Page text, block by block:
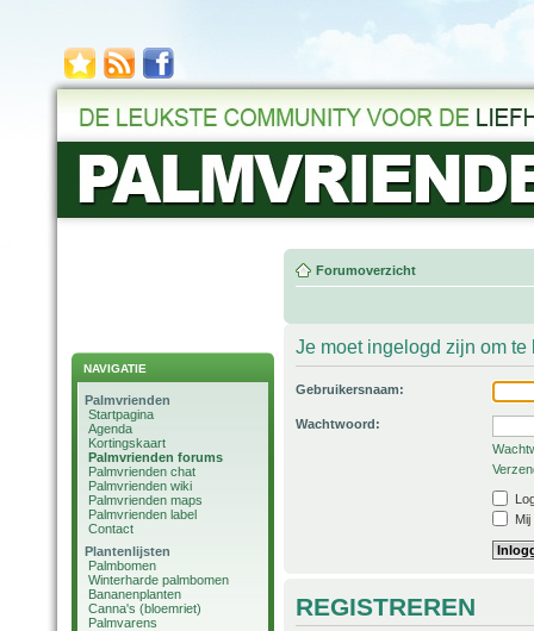
NAVIGATIE
Palmvrienden
Startpagina
Agenda
Kortingskaart
Palmvrienden forums
Palmvrienden chat
Palmvrienden wiki
Palmvrienden maps
Palmvrienden label
Contact
Plantenlijsten
Palmbomen
Winterharde palmbomen
Bananenplanten
Canna's (bloemriet)
Palmvarens
Forumoverzicht
Je moet ingelogd zijn om
Gebruikersnaam:
Wachtwoord:
REGISTREREN